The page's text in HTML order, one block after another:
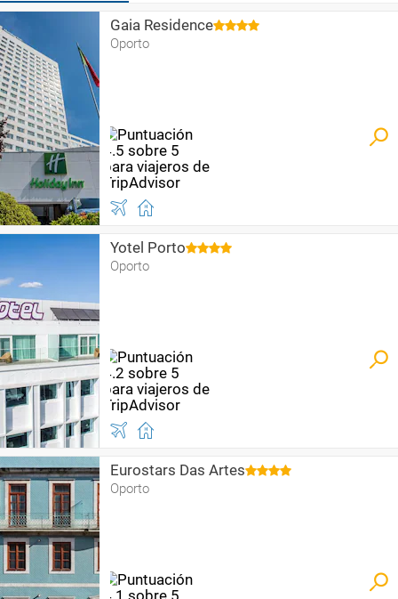
Gaia Residence
Oporto
Yotel Porto
Oporto
Eurostars Das Artes
Oporto